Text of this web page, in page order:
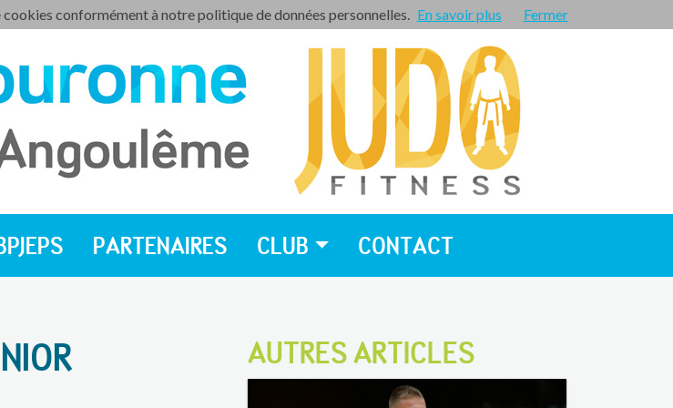
Espace privé
PARTENAIRES CLUB CONTACT
AUTRES ARTICLES
conformément à notre politique de données personnelles. En savoir plus Fermer